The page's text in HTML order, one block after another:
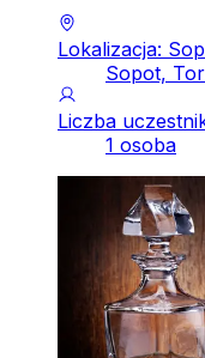
Lokalizacja:
Sopot,
Liczba
1 osoba